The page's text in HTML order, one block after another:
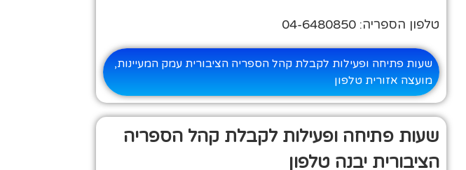
טלפון הספריה: 04-6480850
שעות פתיחה ופעילות לקבלת קהל הספריה הציבורית עמק המעיינות,
מועצה אזורית טלפון
שעות פתיחה ופעילות לקבלת קהל הספריה
הציבורית יבנה טלפון